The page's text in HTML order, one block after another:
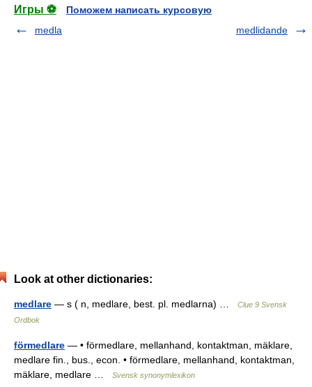
Игры ⚽
Поможем написать курсовую
medla
medlidande
Look at other dictionaries:
medlare — s ( n, medlare, best. pl. medlarna) …
Clue 9 Svensk
Ordbok
förmedlare — • förmedlare, mellanhand, kontaktman, mäklare,
medlare fin., bus., econ. • förmedlare, mellanhand, kontaktman,
mäklare, medlare …
Svensk synonymlexikon